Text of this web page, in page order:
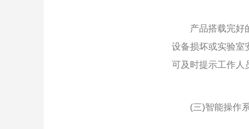
产品搭载完好的
设备损坏或实验室
可及时提示工作人
(三)智能操作系